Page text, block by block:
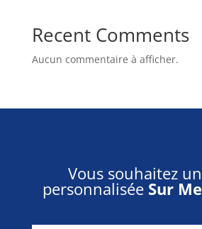
Recent Comments
Aucun commentaire à afficher.
Vous souhaitez
personnalisée Sur